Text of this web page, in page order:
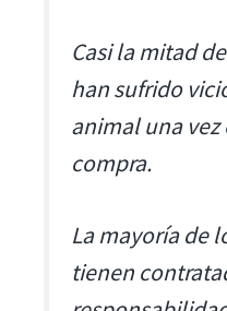
Casi la mitad
han sufrido
animal una
compra.
La mayoría de
tienen